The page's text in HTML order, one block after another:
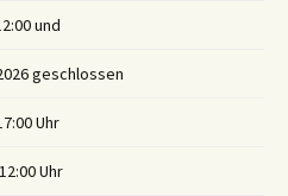
und
geschlossen
Uhr
Uhr